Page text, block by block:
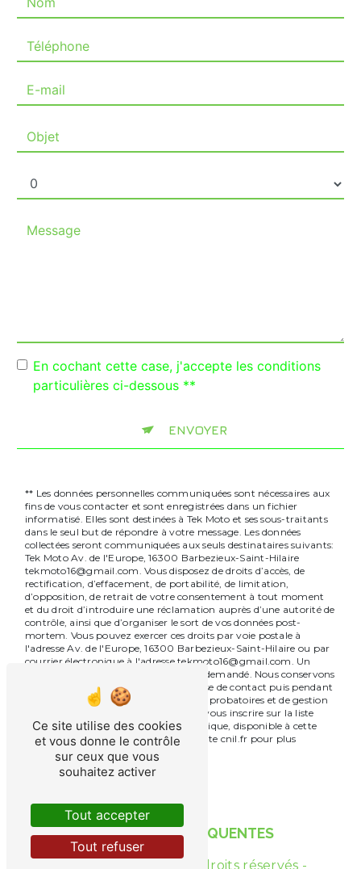
En cochant cette case, j'accepte les conditions
particulières ci-dessous **
ENVOYER
** Les données personnelles communiquées sont nécessaires aux
fins de vous contacter et sont enregistrées dans un fichier
informatisé. Elles sont destinées à Tek Moto et ses sous-traitants
dans le seul but de répondre à votre message. Les données
collectées seront communiquées aux seuls destinataires suivants:
Tek Moto Av. de l'Europe, 16300 Barbezieux-Saint-Hilaire
tekmoto16@gmail.com. Vous disposez de droits d’accès, de
rectification, d’effacement, de portabilité, de limitation,
d’opposition, de retrait de votre consentement à tout moment
et du droit d’introduire une réclamation auprès d’une autorité de
contrôle, ainsi que d’organiser le sort de vos données post-
mortem. Vous pouvez exercer ces droits par voie postale à
l'adresse Av. de l'Europe, 16300 Barbezieux-Saint-Hilaire ou par
courrier électronique à l'adresse tekmoto16@gmail.com. Un
justificatif d'identité pourra vous être demandé. Nous conservons
vos données pendant la période de prise de contact puis pendant
la durée de prescription légale aux fins probatoires et de gestion
des contentieux. Vous avez le droit de vous inscrire sur la liste
d'opposition au démarchage téléphonique, disponible à cette
adresse:Bloctel.gouv.fr. Consultez le site cnil.fr pour plus
d’informations sur vos droits.
RECHERCHES FRÉQUENTES
- 2026 - Tous droits réservés -
Ce site utilise des cookies
et vous donne le contrôle
sur ceux que vous
souhaitez activer
Tout accepter
Tout refuser